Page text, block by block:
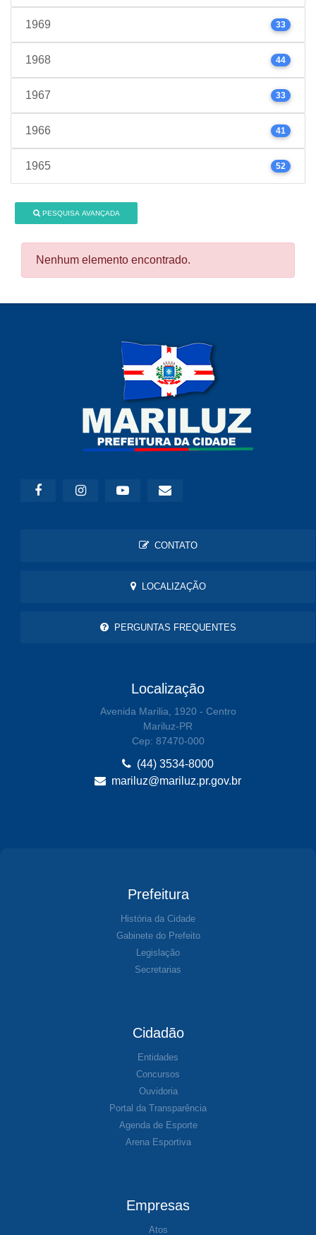
1969 33
1968 44
1967 33
1966 41
1965 52
PESQUISA AVANÇADA
Nenhum elemento encontrado.
CONTATO
LOCALIZAÇÃO
PERGUNTAS FREQUENTES
Localização
Avenida Marilia, 1920 - Centro
Mariluz-PR
Cep: 87470-000
(44) 3534-8000
mariluz@mariluz.pr.gov.br
Prefeitura
História da Cidade
Gabinete do Prefeito
Legislação
Secretarias
Cidadão
Entidades
Concursos
Ouvidoria
Portal da Transparência
Agenda de Esporte
Arena Esportiva
Empresas
Atos